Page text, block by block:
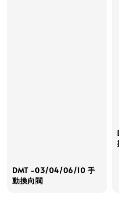
DMT -03/04/06/10 手
動換向閥